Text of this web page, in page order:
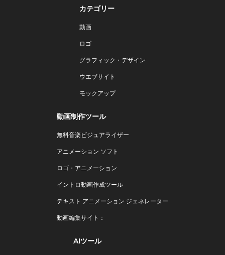
カテゴリー
動画
ロゴ
グラフィック・デザイン
ウエブサイト
モックアップ
動画制作ツール
無料音楽ビジュアライザー
アニメーション ソフト
ロゴ・アニメーション
イントロ動画作成ツール
テキスト アニメーション ジェネレーター
動画編集サイト：
AIツール